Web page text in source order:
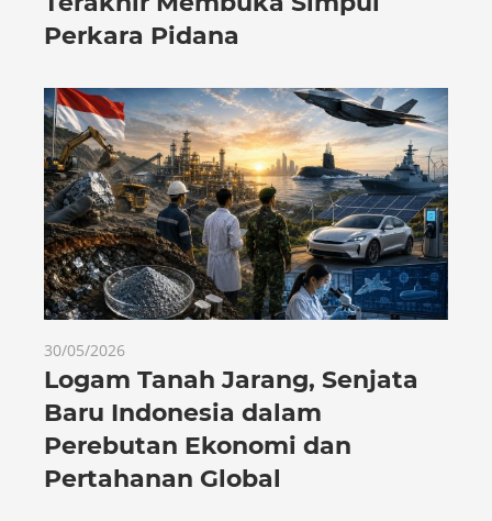
Perkara Pidana
30/05/2026
Logam Tanah Jarang, Senjata
Baru Indonesia dalam
Perebutan Ekonomi dan
Pertahanan Global